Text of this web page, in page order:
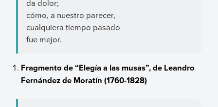
da dolor;
cómo, a nuestro parecer,
cualquiera tiempo pasado
fue mejor.
Fragmento de “Elegía a las musas”, de Leandro
Fernández de Moratín (1760-1828)